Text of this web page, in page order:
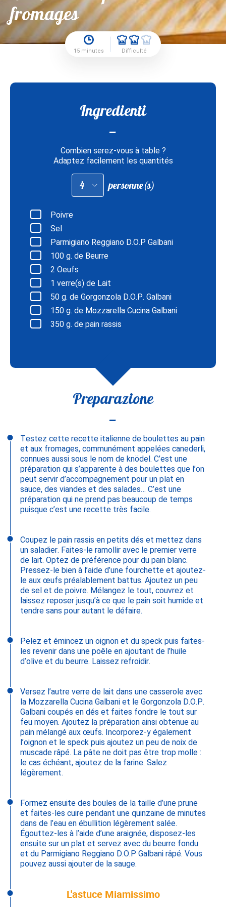
fromages
15 minutes Difficulté
Ingredienti
Combien serez-vous à table ?
Adaptez facilement les quantités
Adapter
les
quantités
pour
personne(s)
Poivre
Sel
Parmigiano Reggiano D.O.P Galbani
100 g. de Beurre
2 Oeufs
1 verre(s) de Lait
50 g. de Gorgonzola D.O.P. Galbani
150 g. de Mozzarella Cucina Galbani
350 g. de pain rassis
Preparazione
Testez cette recette italienne de boulettes au pain
et aux fromages, communément appelées canederli,
connues aussi sous le nom de knödel. C’est une
préparation qui s’apparente à des boulettes que l’on
peut servir d’accompagnement pour un plat en
sauce, des viandes et des salades… C’est une
préparation qui ne prend pas beaucoup de temps
puisque c’est une recette très facile.
Coupez le pain rassis en petits dés et mettez dans
un saladier. Faites-le ramollir avec le premier verre
de lait. Optez de préférence pour du pain blanc.
Pressez-le bien à l’aide d’une fourchette et ajoutez-
le aux œufs préalablement battus. Ajoutez un peu
de sel et de poivre. Mélangez le tout, couvrez et
laissez reposer jusqu’à ce que le pain soit humide et
tendre sans pour autant le défaire.
Pelez et émincez un oignon et du speck puis faites-
les revenir dans une poêle en ajoutant de l’huile
d’olive et du beurre. Laissez refroidir.
Versez l’autre verre de lait dans une casserole avec
la Mozzarella Cucina Galbani et le Gorgonzola D.O.P.
Galbani coupés en dés et faites fondre le tout sur
feu moyen. Ajoutez la préparation ainsi obtenue au
pain mélangé aux œufs. Incorporez-y également
l’oignon et le speck puis ajoutez un peu de noix de
muscade râpé. La pâte ne doit pas être trop molle :
le cas échéant, ajoutez de la farine. Salez
légèrement.
Formez ensuite des boules de la taille d’une prune
et faites-les cuire pendant une quinzaine de minutes
dans de l’eau en ébullition légèrement salée.
Égouttez-les à l’aide d’une araignée, disposez-les
ensuite sur un plat et servez avec du beurre fondu
et du Parmigiano Reggiano D.O.P Galbani râpé. Vous
pouvez aussi ajouter de la sauge.
L'astuce Miamissimo